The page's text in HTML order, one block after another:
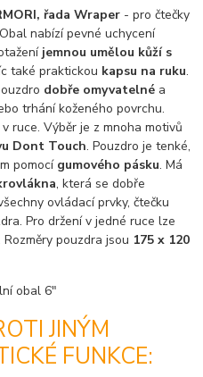
řada Wraper - pro čtečky
nabízí pevné uchycení
jemnou umělou kůží s
také praktickou kapsu na ruku.
dobře omyvatelné a
trhání koženého povrchu.
ruce. Výběr je z mnoha motivů
Dont Touch. Pouzdro je tenké,
pomocí gumového pásku. Má
, která se dobře
ovládací prvky, čtečku
Pro držení v jedné ruce lze
Rozměry pouzdra jsou 175 x 120
JINÝM
FUNKCE: